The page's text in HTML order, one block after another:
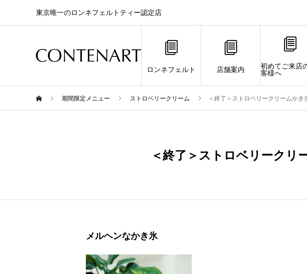
東京唯一のロンネフェルトティー認定店
ロンネフェルト 店舗案内
初めてご来店
客様へ
期間限定メニュー ストロベリークリーム ＜終了＞ストロベリークリームかき
＜終了＞ストロベリークリ
メルヘンなかき氷